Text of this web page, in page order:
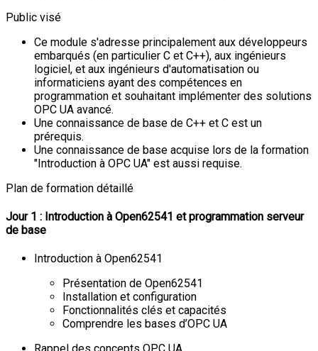
Public visé
Ce module s'adresse principalement aux développeurs
embarqués (en particulier C et C++), aux ingénieurs
logiciel, et aux ingénieurs d'automatisation ou
informaticiens ayant des compétences en
programmation et souhaitant implémenter des solutions
OPC UA avancé.
Une connaissance de base de C++ et C est un
prérequis.
Une connaissance de base acquise lors de la formation
"Introduction à OPC UA" est aussi requise.
Plan de formation détaillé
Jour 1 : Introduction à Open62541 et programmation serveur
de base
Introduction à Open62541
Présentation de Open62541
Installation et configuration
Fonctionnalités clés et capacités
Comprendre les bases d’OPC UA